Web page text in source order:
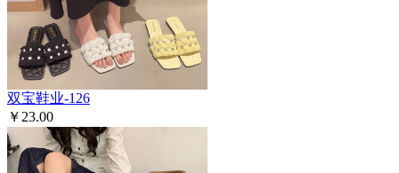
双宝鞋业-126
￥23.00